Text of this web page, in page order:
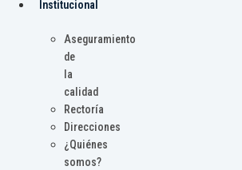
Institucional
Aseguramiento
de
la
calidad
Rectoría
Direcciones
¿Quiénes
somos?